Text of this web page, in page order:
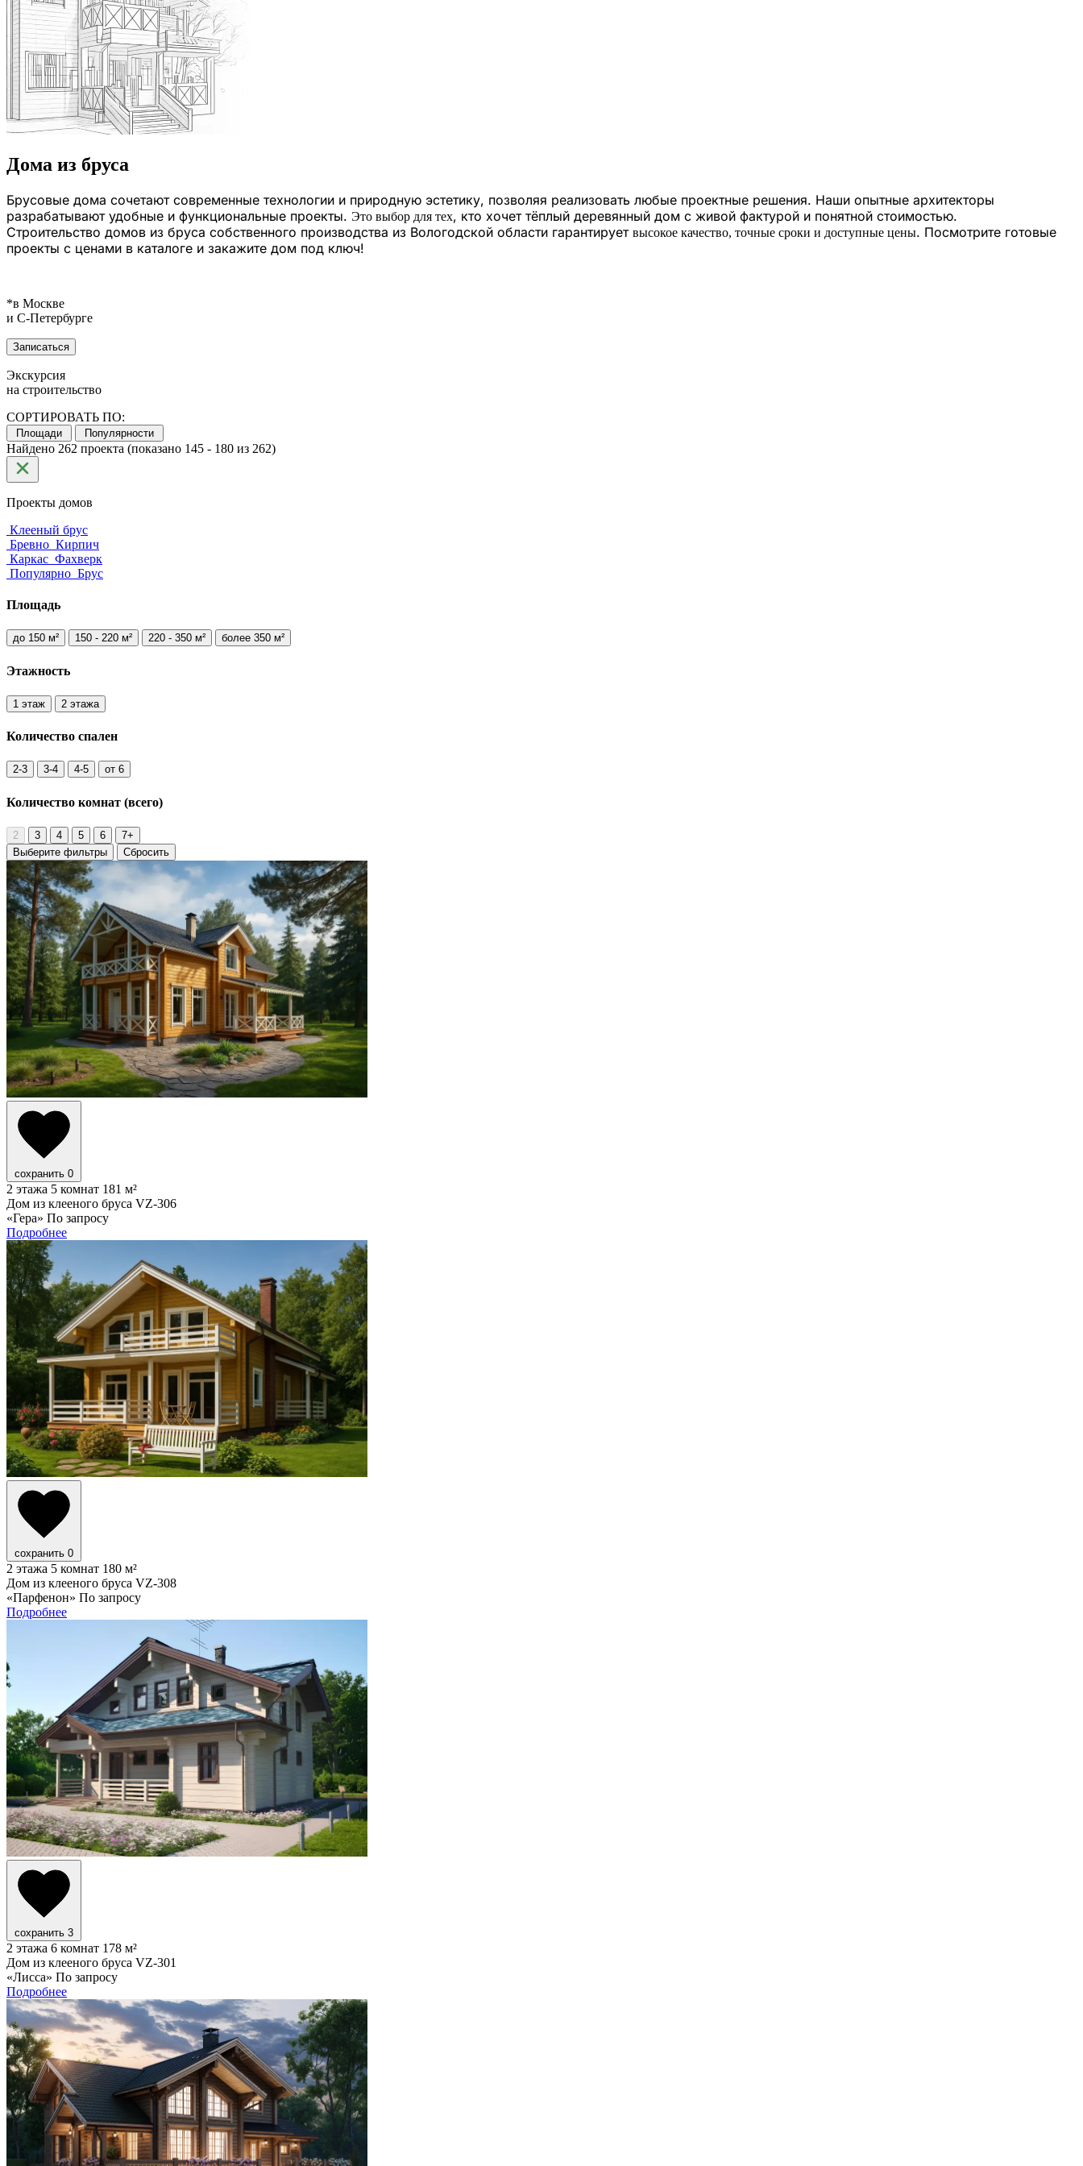
Дома из бруса
Брусовые дома сочетают современные технологии и природную эстетику, позволяя реализовать любые проектные решения. Наши опытные архитекторы
разрабатывают удобные и функциональные проекты. Это выбор для тех, кто хочет тёплый деревянный дом с живой фактурой и понятной стоимостью.
Строительство домов из бруса собственного производства из Вологодской области гарантирует высокое качество, точные сроки и доступные цены. Посмотрите готовые
проекты с ценами в каталоге и закажите дом под ключ!
*в Москве
и С‑Петербурге
Записаться
Экскурсия
на строительство
СОРТИРОВАТЬ ПО:
Площади Популярности
Найдено 262 проекта (показано 145 - 180 из 262)
Проекты домов
Клееный брус
Бревно Кирпич
Каркас Фахверк
Популярно Брус
Площадь
до 150 м² 150 - 220 м² 220 - 350 м² более 350 м²
Этажность
1 этаж 2 этажа
Количество спален
2-3 3-4 4-5 от 6
Количество комнат (всего)
2 3 4 5 6
7+
Выберите фильтры
Сбросить
сохранить 0
2 этажа 5 комнат 181 м²
Дом из клееного бруса VZ-306
«Гера» По запросу
Подробнее
сохранить 0
2 этажа 5 комнат 180 м²
Дом из клееного бруса VZ-308
«Парфенон» По запросу
Подробнее
сохранить 3
2 этажа 6 комнат 178 м²
Дом из клееного бруса VZ-301
«Лисса» По запросу
Подробнее